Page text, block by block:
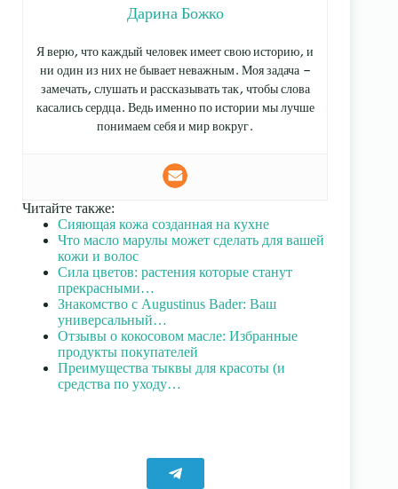
Дарина Божко
Я верю, что каждый человек имеет свою историю, и
ни один из них не бывает неважным. Моя задача —
замечать, слушать и рассказывать так, чтобы слова
касались сердца. Ведь именно по истории мы лучше
понимаем себя и мир вокруг.
Читайте также:
Сияющая кожа созданная на кухне
Что масло марулы может сделать для вашей
кожи и волос
Сила цветов: растения которые станут
прекрасными…
Знакомство с Augustinus Bader: Ваш
универсальный…
Отзывы о кокосовом масле: Избранные
продукты покупателей
Преимущества тыквы для красоты (и
средства по уходу…